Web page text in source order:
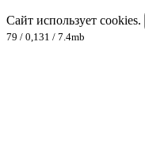
Сайт использует cookies.
79 / 0,131 / 7.4mb